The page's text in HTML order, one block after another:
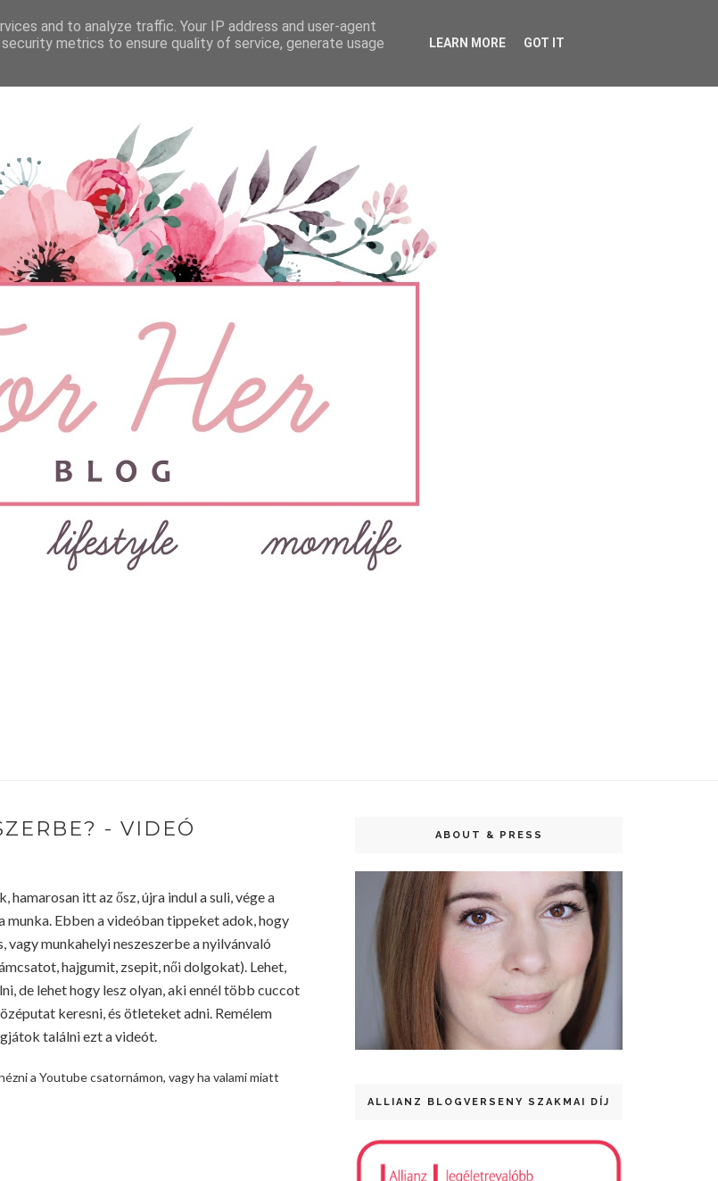
BABA SZEMÉLYES VIDEÓ
- VIDEÓ
hamarosan itt az ősz, újra indul a suli, vége a
munka. Ebben a videóban tippeket adok, hogy
vagy munkahelyi neszeszerbe a nyilvánvaló
hajgumit, zsepit, női dolgokat). Lehet,
de lehet hogy lesz olyan, aki ennél több cuccot
keresni, és ötleteket adni. Remélem
találni ezt a videót.
a Youtube csatornámon, vagy ha valami miatt
ABOUT & PRESS
ALLIANZ BLOGVERSENY SZAKMAI DÍJ
and to analyze traffic. Your IP address and user-agent
metrics to ensure quality of service, generate usage
LEARN MORE GOT IT